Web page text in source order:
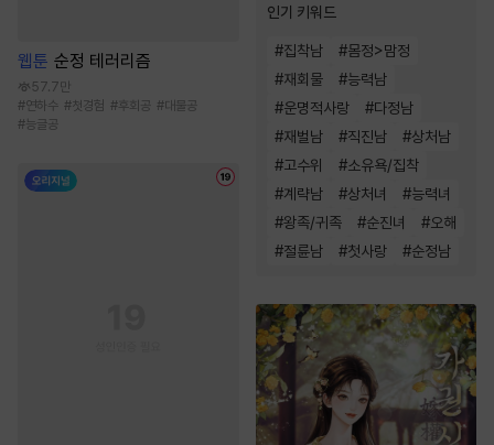
웹툰 순정 테러리즘
57.7만
#연하수 #첫경험 #후회공 #대물공
#능글공
인기 키워드
#집착남 #몸정>맘정
#재회물 #능력남
#운명적사랑 #다정남
#재벌남 #직진남 #상처남
#고수위 #소유욕/집착
#계략남 #상처녀 #능력녀
#왕족/귀족 #순진녀 #오해
#절륜남 #첫사랑 #순정남